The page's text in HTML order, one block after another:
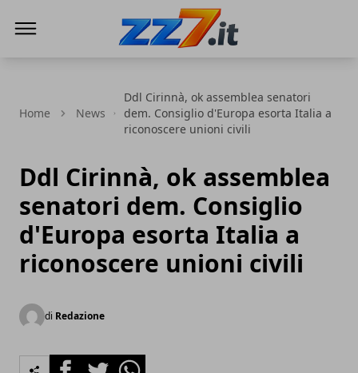
Home News
Ddl Cirinnà, ok assemblea senatori
dem. Consiglio d'Europa esorta Italia a
riconoscere unioni civili
Ddl Cirinnà, ok assemblea
senatori dem. Consiglio
d'Europa esorta Italia a
riconoscere unioni civili
di Redazione
FacebookTwitterWhatsapp